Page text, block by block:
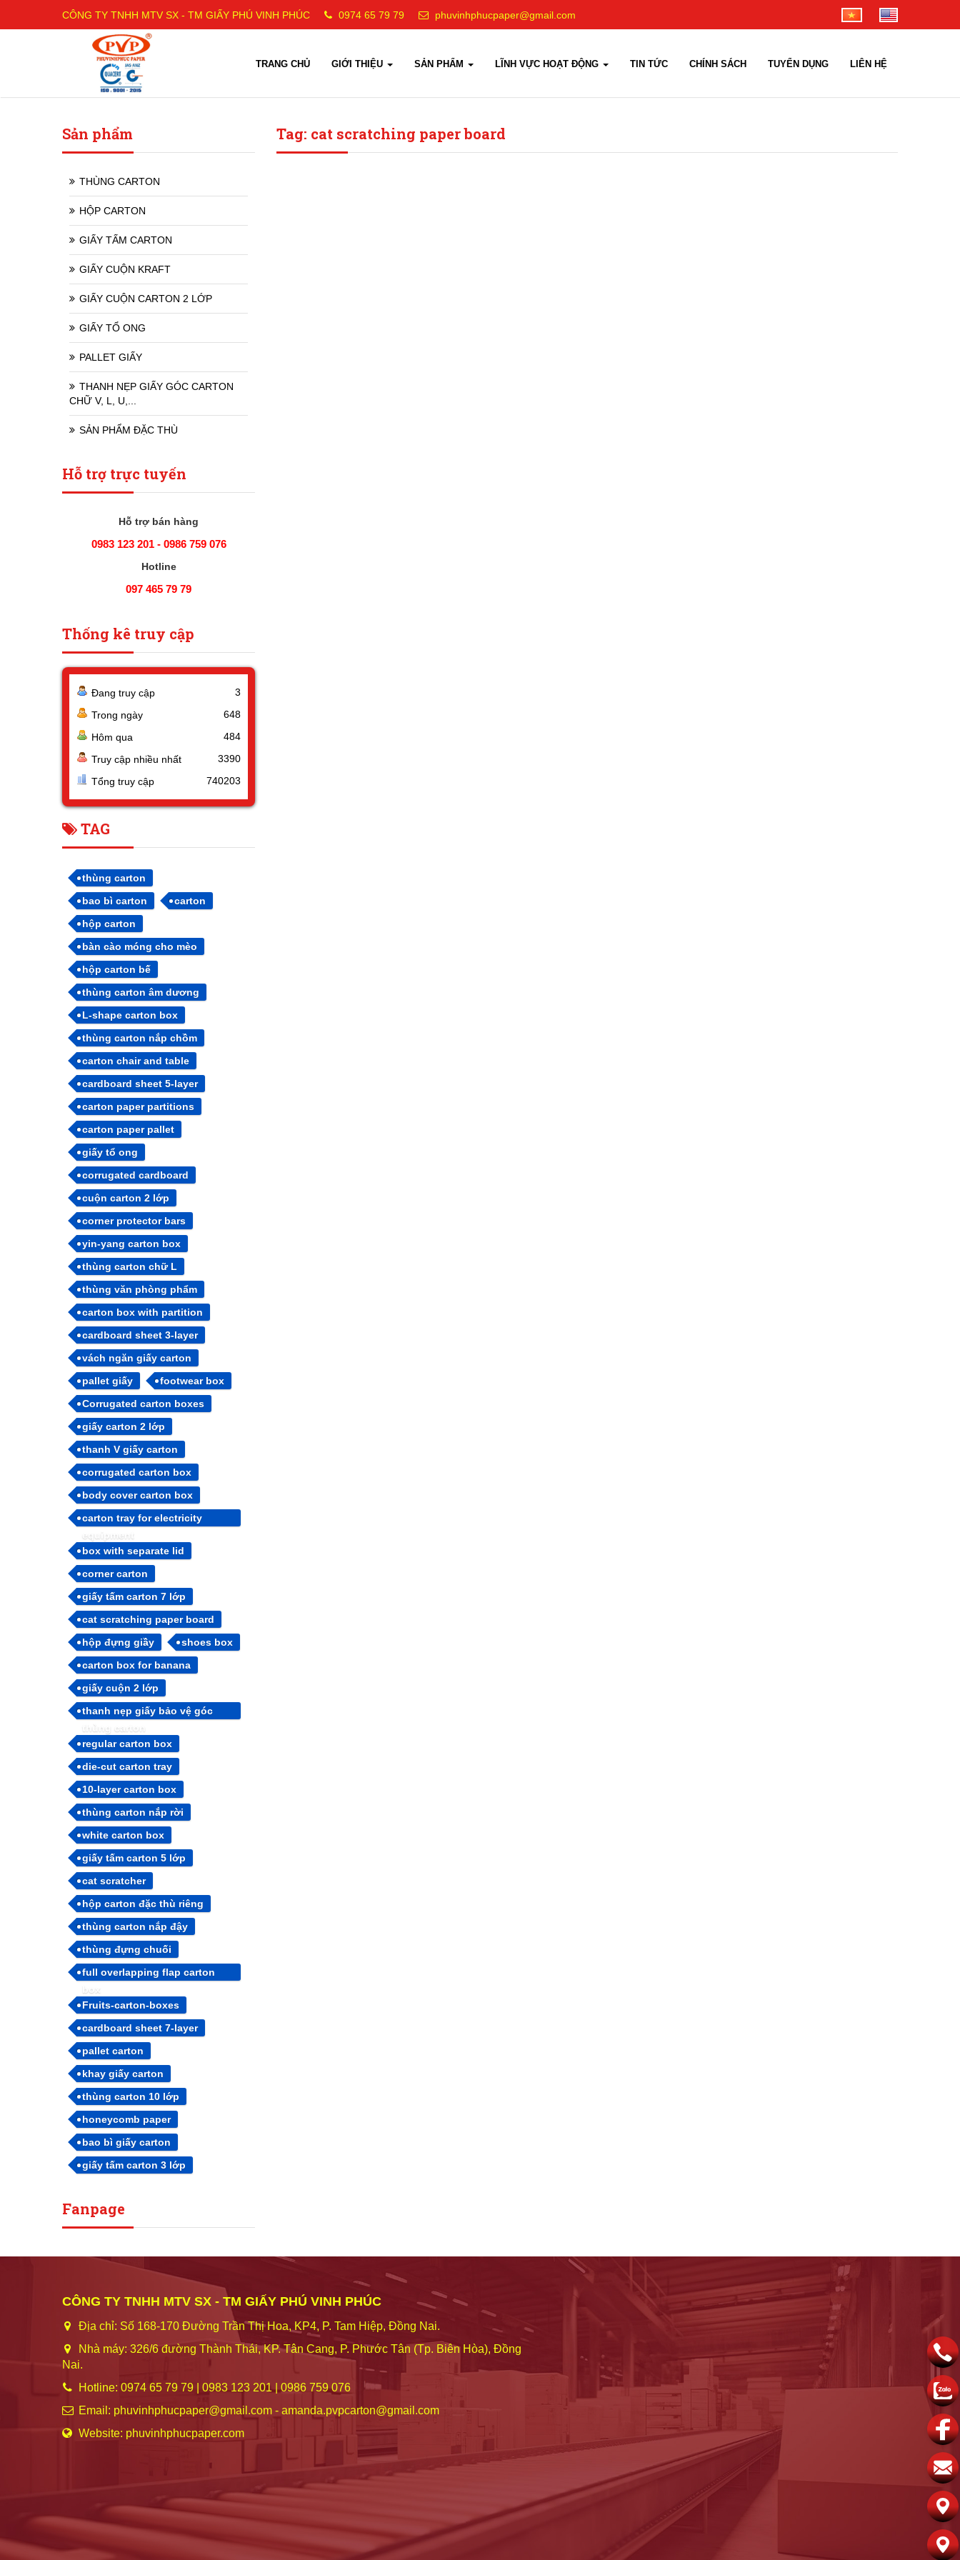
CÔNG TY TNHH MTV SX - TM GIẤY PHÚ VINH PHÚC 0974 65 79 79 phuvinhphucpaper@gmail.com
TRANG CHỦ GIỚI THIỆU SẢN PHẨM LĨNH VỰC HOẠT ĐỘNG TIN TỨC CHÍNH SÁCH TUYỂN DỤNG LIÊN HỆ
Tag: cat scratching paper board
Sản phẩm
THÙNG CARTON
HỘP CARTON
GIẤY TẤM CARTON
GIẤY CUỘN KRAFT
GIẤY CUỘN CARTON 2 LỚP
GIẤY TỔ ONG
PALLET GIẤY
THANH NẸP GIẤY GÓC CARTON
CHỮ V, L, U,...
SẢN PHẨM ĐẶC THÙ
Hỗ trợ trực tuyến
Hỗ trợ bán hàng
0983 123 201 - 0986 759 076
Hotline
097 465 79 79
Thống kê truy cập
Đang truy cập
3
Trong ngày
648
Hôm qua
484
Truy cập nhiều nhất
3390
Tổng truy cập
740203
TAG
thùng carton
bao bì carton
carton
hộp carton
bàn cào móng cho mèo
hộp carton bế
thùng carton âm dương
L-shape carton box
thùng carton nắp chồm
carton chair and table
cardboard sheet 5-layer
carton paper partitions
carton paper pallet
giấy tổ ong
corrugated cardboard
cuộn carton 2 lớp
corner protector bars
yin-yang carton box
thùng carton chữ L
thùng văn phòng phẩm
carton box with partition
cardboard sheet 3-layer
vách ngăn giấy carton
pallet giấy
footwear box
Corrugated carton boxes
giấy carton 2 lớp
thanh V giấy carton
corrugated carton box
body cover carton box
carton tray for electricity
equipment
box with separate lid
corner carton
giấy tấm carton 7 lớp
cat scratching paper board
hộp đựng giầy
shoes box
carton box for banana
giấy cuộn 2 lớp
thanh nẹp giấy bảo vệ góc
thùng carton
regular carton box
die-cut carton tray
10-layer carton box
thùng carton nắp rời
white carton box
giấy tấm carton 5 lớp
cat scratcher
hộp carton đặc thù riêng
thùng carton nắp đậy
thùng đựng chuối
full overlapping flap carton
box
Fruits-carton-boxes
cardboard sheet 7-layer
pallet carton
khay giấy carton
thùng carton 10 lớp
honeycomb paper
bao bì giấy carton
giấy tấm carton 3 lớp
Fanpage
CÔNG TY TNHH MTV SX - TM GIẤY PHÚ VINH PHÚC
Địa chỉ: Số 168-170 Đường Trần Thị Hoa, KP4, P. Tam Hiệp, Đồng Nai.
Nhà máy: 326/6 đường Thành Thái, KP. Tân Cang, P. Phước Tân (Tp. Biên Hòa), Đồng
Nai.
Hotline: 0974 65 79 79 | 0983 123 201 | 0986 759 076
Email: phuvinhphucpaper@gmail.com - amanda.pvpcarton@gmail.com
Website: phuvinhphucpaper.com